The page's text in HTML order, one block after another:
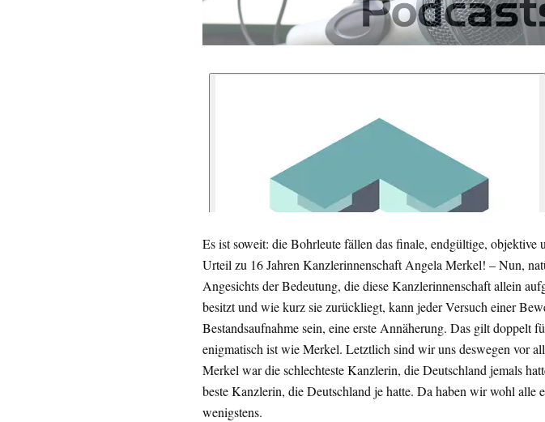
Es ist soweit: die Bohrleute fällen das finale, endgültige, objektive
Urteil zu 16 Jahren Kanzlerinnenschaft Angela Merkel! – Nun,
Angesichts der Bedeutung, die diese Kanzlerinnenschaft allein
besitzt und wie kurz sie zurückliegt, kann jeder Versuch einer
Bestandsaufnahme sein, eine erste Annäherung. Das gilt doppelt
enigmatisch ist wie Merkel. Letztlich sind wir uns deswegen vor
Merkel war die schlechteste Kanzlerin, die Deutschland jemals
beste Kanzlerin, die Deutschland je hatte. Da haben wir wohl alle
wenigstens.